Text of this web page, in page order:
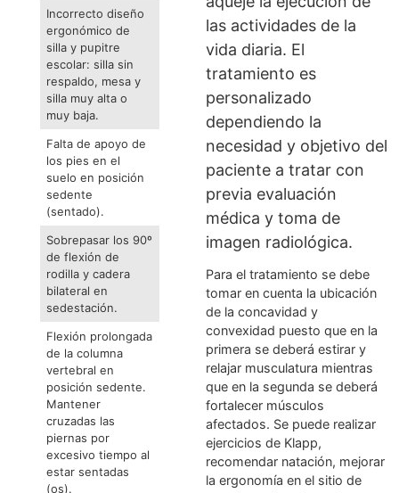
Llevar peso
excesivo de la
mochila.
Cargar el peso
total de la maleta
por un solo
hombro.
Incorrecto diseño
ergonómico de
escolar: silla sin
respaldo, mesa y
silla muy alta o
muy baja.
Falta de apoyo de
los pies en el
suelo en posición
sedente
(sentado).
Sobrepasar los 90º
de flexión de
rodilla y cadera
puede prevenir por
medio de ejercicios
ciertas
recomendaciones
evitar su
que al pasar del
aqueje la ejecución
las actividades de la
vida diaria. El
personalizado
dependiendo la
necesidad y
paciente a tratar
previa evaluación
médica y toma de
imagen radiológica.
Para el tratamiento se